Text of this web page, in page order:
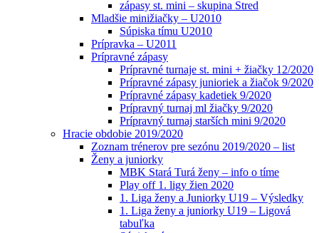
zápasy st. mini – skupina Stred
Mladšie minižiačky – U2010
Súpiska tímu U2010
Prípravka – U2011
Prípravné zápasy
Prípravné turnaje st. mini + žiačky 12/2020
Prípravné zápasy junioriek a žiačok 9/2020
Prípravné zápasy kadetiek 9/2020
Prípravný turnaj ml žiačky 9/2020
Prípravný turnaj starších mini 9/2020
Hracie obdobie 2019/2020
Zoznam trénerov pre sezónu 2019/2020 – list
Ženy a juniorky
MBK Stará Turá ženy – info o tíme
Play off 1. ligy žien 2020
1. Liga ženy a Juniorky U19 – Výsledky
1. Liga ženy a juniorky U19 – Ligová
tabuľka